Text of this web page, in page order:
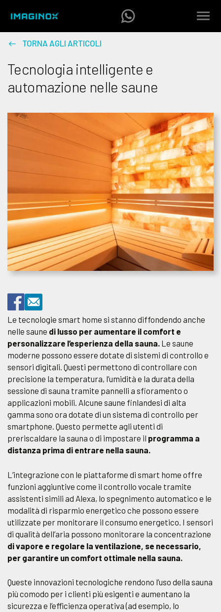
TORNA AGLI ARTICOLI
Tecnologia intelligente e
automazione nelle saune
Le tecnologie smart home si stanno diffondendo anche
nelle saune di lusso per aumentare il comfort e
personalizzare l’esperienza della sauna. Le saune
moderne possono essere dotate di sistemi di controllo e
sensori digitali. Questi permettono di controllare con
precisione la temperatura, l’umidità e la durata della
sessione di sauna tramite pannelli a sfioramento o
applicazioni mobili. Alcune saune finlandesi di alta
gamma sono ora dotate di un sistema di controllo per
smartphone. Questo permette agli utenti di
preriscaldare la sauna o di impostare il programma a
distanza prima di entrare nella sauna.
L’integrazione con le piattaforme di smart home offre
funzioni aggiuntive come il controllo vocale tramite
assistenti simili ad Alexa, lo spegnimento automatico e le
modalità di risparmio energetico che possono essere
utilizzate per monitorare il consumo energetico. I sensori
di qualità dell’aria possono monitorare la concentrazione
di vapore e regolare la ventilazione, se necessario,
per garantire un comfort ottimale nella sauna.
Queste innovazioni tecnologiche rendono l’uso della sauna
più comodo per i clienti più esigenti e aumentano la
sicurezza e l’efficienza operativa (ad esempio, lo